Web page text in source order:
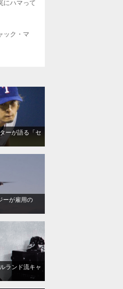
にハマって
ック・マ
ーが語る「セ
ーが雇用の
ランド流キャ